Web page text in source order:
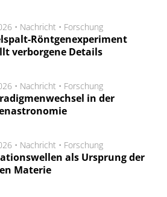
• Nachricht • Forschung
Röntgenexperiment
verborgene Details
• Nachricht • Forschung
in der
• Nachricht • Forschung
als Ursprung der
Materie